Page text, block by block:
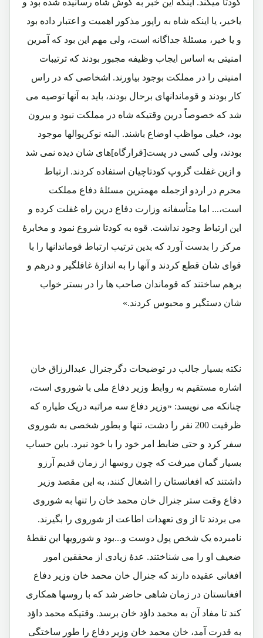
کودتا میکند. اینکه این خبر به گوش شاه رسانیده شده بود و
یاخیر، یا اینکه شاه به راپور مذکور اهمیت و اعتبار داده بود
و یا خیر، مسئلۀ جداگانه است، ولی مهم این بود که آمرین
امنیتی به اساس ایجاب وظیفه مجبور بودند که ترتیبات
امنیتی را در مملکت بوجود بیاورند. اشخاصی که در راس
کار بودند و قوماندانهای برحال بودند، باید به آنها توصیه می
شد که خصوصاً درین وقتیکه شاه در مملکت نبود و بیرون
بود، خیلی مواظب اوضاع باشند. البته نوکریوالها موجود
بودند، ولی کسی در پست[قرارگاه]های شان دیده نمی شد
و ازین غفلت گروپ کودتاچیان استفاده کردند. ارتباط
محرم در اردو ازجمله مهمترین مسئلۀ دفاع مملکت
است،... اما متأسفانه وزارت دفاع درین راه غفلت کرده و
این ارتباط وجود نداشت. قوه به کودتا شروع نمود و مخابرۀ
مرکز را بدست آورد که بدین ترتیب ارتباط قوماندانها را با
قوای شان قطع کردند و آنها را به اندازۀ غافلگیر و درهم و
برهم ساختند که قوماندان صاحب ها را در بستر خواب
شان دستگیر و محبوس کردند.»
نکته بسیار جالب در توضیحات دگرجنرال عبدالرزاق خان
اشاره مستقیم به روابط وزیر دفاع ملی با شوروی است،
چنانکه می نویسد: «وزیر دفاع سه مراتبه دریک طیاره که
ظرفیت 200 نفر را دشت، تنها و بطور شخصی به شوروی
سفر کرد و حتی ضابط امر خود را با خود نبرد. باین حساب
بسیار گمان میرفت که چون روسها از زمان قدیم آرزو
داشتند که افغانستان را اشغال کنند، به این مقصد وزیر
دفاع وقت ستر جنرال خان محمد خان را تنها به شوروی
می بردند تا از وی تعهدات اطاعت از شوروی را بگیرند.
نامبرده یک شخص پول دوست و...بود و شورویها این نقطۀ
ضعیف او را می شناختند. عدۀ زیادی از محققین امور
افغانی عقیده دارند که جنرال خان محمد خان وزیر دفاع
افغانستان در زمان شاهی حاضر شد که با روسها همکاری
کند تا مفاد آن به محمد داؤد خان برسد. وقتیکه محمد داؤد
به قدرت آمد، خان محمد خان وزیر دفاع را طور ساختگی